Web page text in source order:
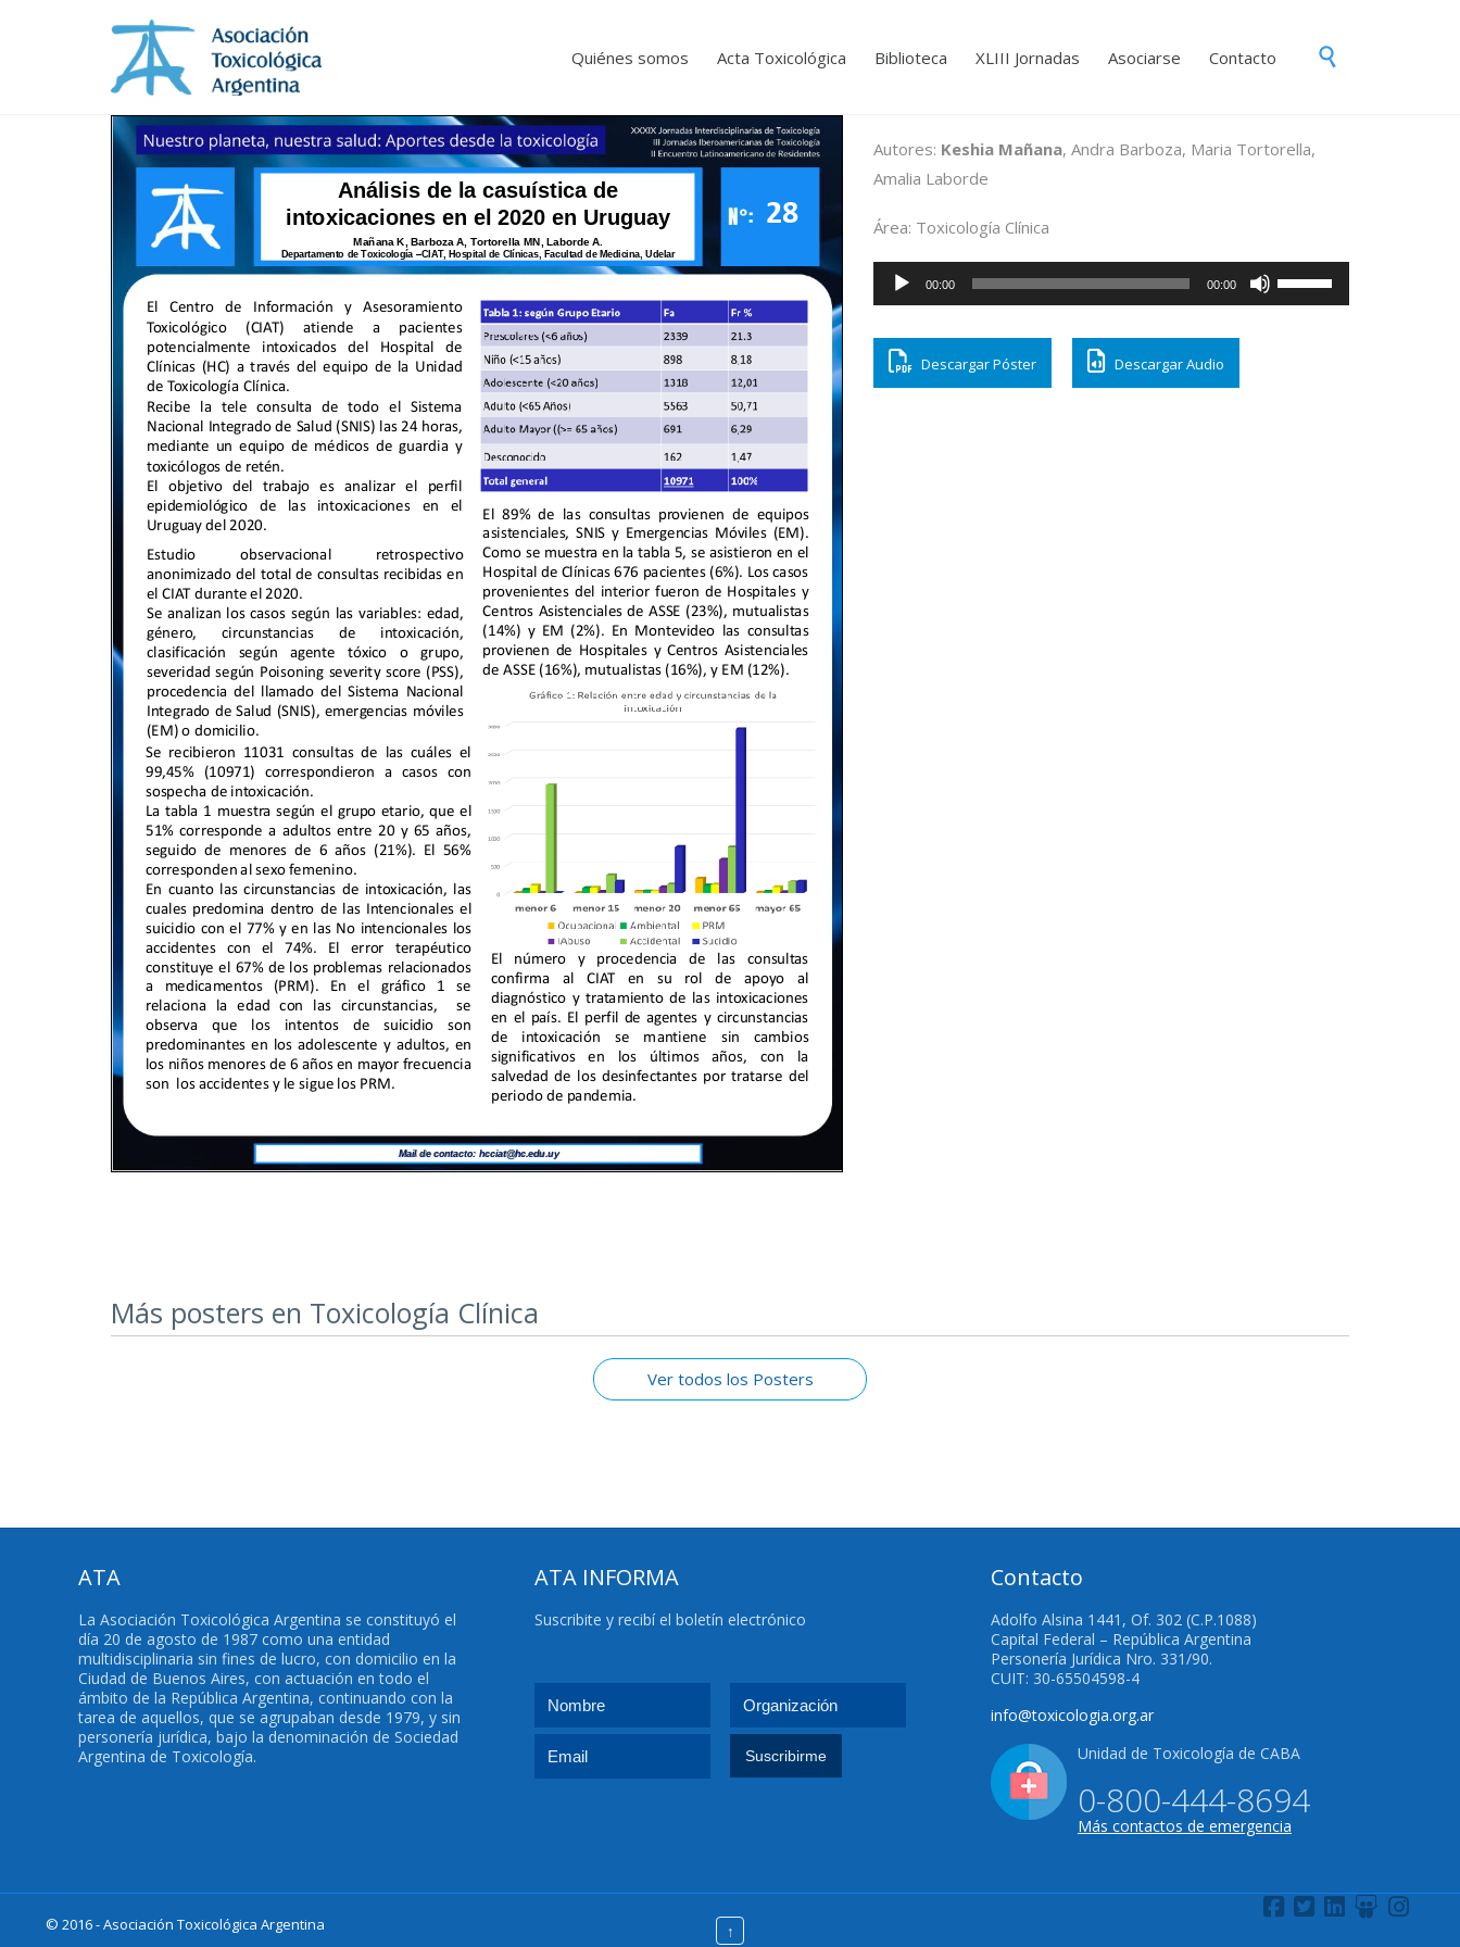
Skip
Quiénes somos Acta Toxicológica Biblioteca XLIII Jornadas Asociarse Contacto 
Autores: Keshia Mañana, Andra Barboza, Maria Tortorella,
Amalia Laborde
Área: Toxicología Clínica
Reproductor
de
audio
00:00 00:00
Utiliza
las
Descargar Póster Descargar Audio
Más posters en Toxicología Clínica
Ver todos los Posters
ATA
La Asociación Toxicológica Argentina se constituyó el
día 20 de agosto de 1987 como una entidad
multidisciplinaria sin fines de lucro, con domicilio en la
Ciudad de Buenos Aires, con actuación en todo el
ámbito de la República Argentina, continuando con la
tarea de aquellos, que se agrupaban desde 1979, y sin
personería jurídica, bajo la denominación de Sociedad
Argentina de Toxicología.
ATA INFORMA
Suscribite y recibí el boletín electrónico
Contacto
Adolfo Alsina 1441, Of. 302 (C.P.1088)
Capital Federal – República Argentina
Personería Jurídica Nro. 331/90.
CUIT: 30-65504598-4
info@toxicologia.org.ar
Unidad de Toxicología de CABA
0-800-444-8694
Más contactos de emergencia
© 2016 - Asociación Toxicológica Argentina ↑